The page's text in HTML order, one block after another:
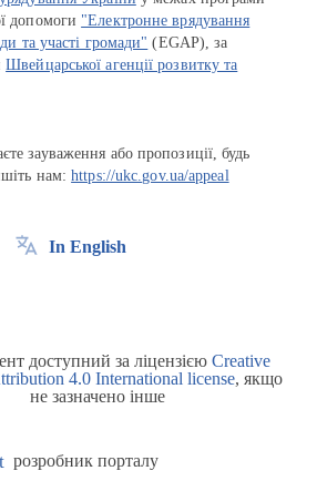
допомоги "Електронне врядування
та участі громади" (EGAP), за
Швейцарської агенції розвитку та
зауваження або пропозиції, будь
нам:https://ukc.gov.ua/appeal
In English
доступний за ліцензією Creative
4.0 International license, якщо
не зазначено інше
розробник порталу